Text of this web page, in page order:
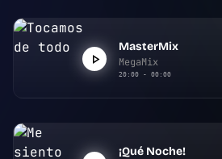
MasterMix
MegaMix
20:00 - 00:00
¡Qué Noche!